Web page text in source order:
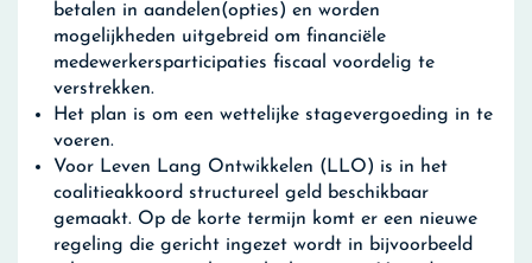
betalen in aandelen(opties) en worden
mogelijkheden uitgebreid om financiële
medewerkersparticipaties fiscaal voordelig te
verstrekken.
Het plan is om een wettelijke stagevergoeding in te
voeren.
Voor Leven Lang Ontwikkelen (LLO) is in het
coalitieakkoord structureel geld beschikbaar
gemaakt. Op de korte termijn komt er een nieuwe
regeling die gericht ingezet wordt in bijvoorbeeld